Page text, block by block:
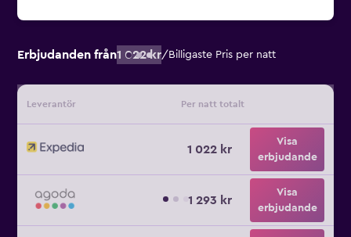
Erbjudanden från1 022 kr/ Billigaste Pris per natt
Leverantör Per natt totalt
1 022 kr
Visa
erbjudande
1 293 kr
Visa
erbjudande